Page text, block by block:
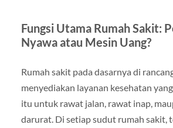
Fungsi Utama Rumah Sakit:
Nyawa atau Mesin Uang?
Rumah sakit pada dasarnya di
menyediakan layanan kesehatan
itu untuk rawat jalan, rawat inap,
darurat. Di setiap sudut rumah sakit,